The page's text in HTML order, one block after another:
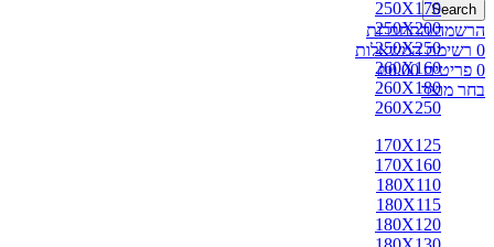
Search
הרשמה/התחברות
0 רשימת המשאלות
0 פריטים ₪0.00
בחר מוצר
250X170
250X200
250X250
260X160
260X180
260X250
170X125
170X160
180X110
180X115
180X120